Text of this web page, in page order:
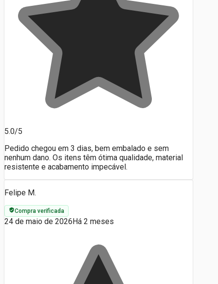
5.0/5
Pedido chegou em 3 dias, bem embalado e sem
nenhum dano. Os itens têm ótima qualidade, material
resistente e acabamento impecável.
Felipe M.
Compra verificada
24 de maio de 2026Há 2 meses